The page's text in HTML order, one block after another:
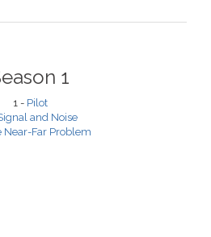
1
1 - Pilot
and Noise
Near-Far Problem